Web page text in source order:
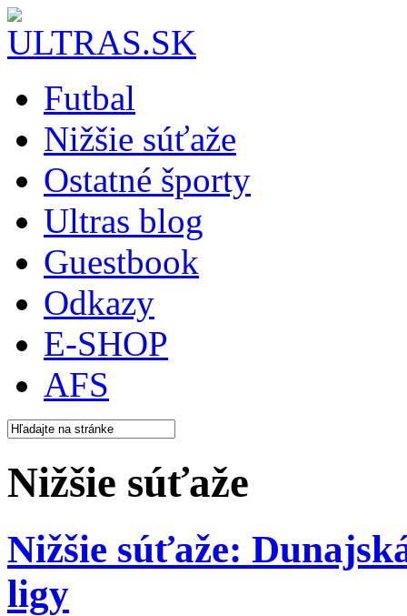
Futbal
Nižšie súťaže
Ostatné športy
Ultras blog
Guestbook
Odkazy
E-SHOP
AFS
Nižšie súťaže
Nižšie súťaže:
ligy